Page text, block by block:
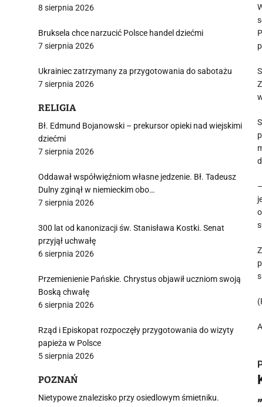
8 sierpnia 2026
Bruksela chce narzucić Polsce handel dziećmi
7 sierpnia 2026
Ukrainiec zatrzymany za przygotowania do sabotażu
7 sierpnia 2026
RELIGIA
Bł. Edmund Bojanowski – prekursor opieki nad wiejskimi
dziećmi
7 sierpnia 2026
Oddawał współwięźniom własne jedzenie. Bł. Tadeusz
Dulny zginął w niemieckim obo…
7 sierpnia 2026
300 lat od kanonizacji św. Stanisława Kostki. Senat
przyjął uchwałę
6 sierpnia 2026
Przemienienie Pańskie. Chrystus objawił uczniom swoją
Boską chwałę
6 sierpnia 2026
Rząd i Episkopat rozpoczęły przygotowania do wizyty
papieża w Polsce
5 sierpnia 2026
POZNAŃ
Nietypowe znalezisko przy osiedlowym śmietniku.